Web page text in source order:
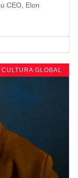
CEO, Elon
CULTURA GLOBAL